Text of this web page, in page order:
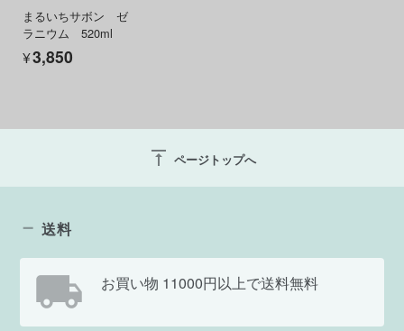
まるいちサボン ゼ
ラニウム 520ml
¥3,850
vertical_align_top ページトップへ
送料
お買い物 11000円以上で送料無料